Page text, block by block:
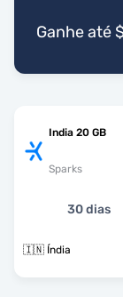
Ganhe até
India 20 GB
Sparks
30 dias
🇮🇳 Índia